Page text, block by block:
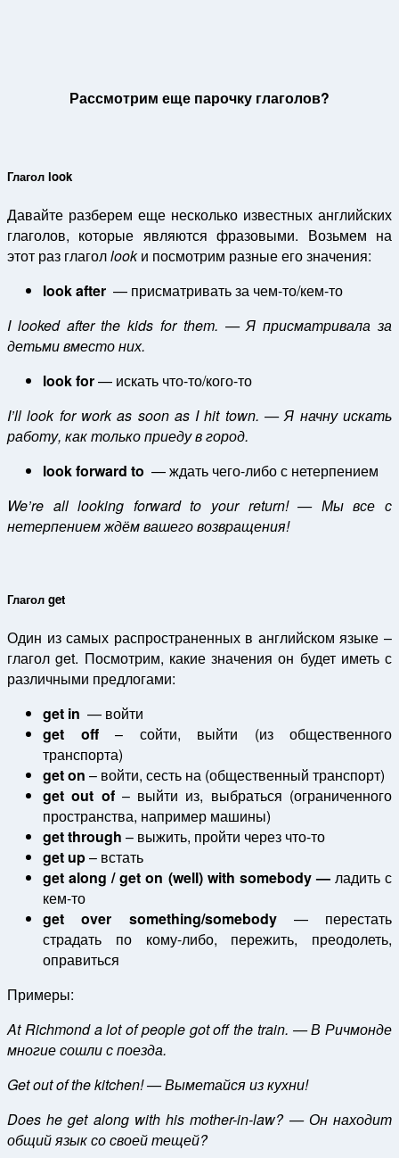
Рассмотрим еще парочку глаголов?
Глагол look
Давайте разберем еще несколько известных английских
глаголов, которые являются фразовыми. Возьмем на
этот раз глаголlookи посмотрим разные его значения:
look after — присматривать за чем-то/кем-то
I looked after the kids for them. — Я присматривала за
детьми вместо них.
look for— искать что-то/кого-то
I’ll look for work as soon as I hit town. — Я начну искать
работу, как только приеду в город.
look forward to — ждать чего-либо с нетерпением
We’re all looking forward to your return! — Мы все с
нетерпением ждём вашего возвращения!
Глагол get
Один из самых распространенных в английском языке –
глагол get. Посмотрим, какие значения он будет иметь с
различными предлогами:
get in — войти
get off– сойти, выйти (из общественного
транспорта)
get on – войти, сесть на (общественный транспорт)
get out of– выйти из, выбраться (ограниченного
пространства, например машины)
get through – выжить, пройти через что-то
get up– встать
get along / get on (well) with somebody —ладить с
кем-то
get over something/somebody— перестать
страдать по кому-либо, пережить, преодолеть,
оправиться
Примеры:
At Richmond a lot of people got off the train. — В Ричмонде
многие сошли с поезда.
Get out of the kitchen! — Выметайся из кухни!
Does he get along with his mother-in-law? — Он находит
общий язык со своей тещей?